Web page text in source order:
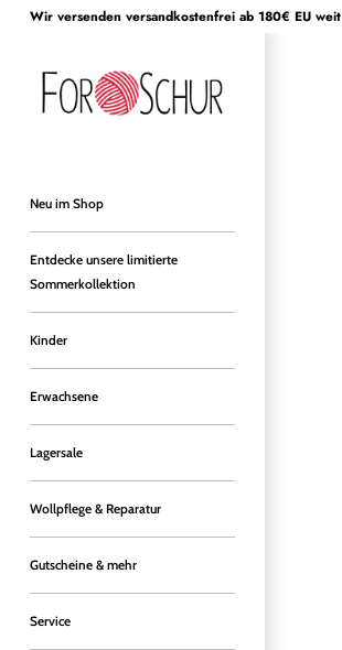
DirektWir versenden versandkostenfrei ab 180€ EU weit
Neu im Shop
Entdecke unsere limitierte
Sommerkollektion
Kinder
Erwachsene
Lagersale
Wollpflege & Reparatur
Gutscheine & mehr
Service